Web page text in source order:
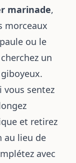
marinade,
morceaux
ou le
un
vous sentez
et retirez
au lieu de
avec